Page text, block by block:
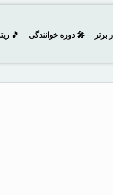
برتر 🎤 دوره خوانندگی 🎵